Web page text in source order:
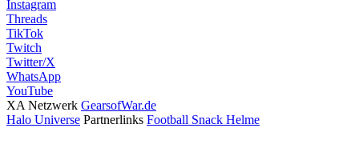
Instagram
Threads
TikTok
Twitch
Twitter/X
WhatsApp
YouTube
XA Netzwerk GearsofWar.de
Halo Universe Partnerlinks Football Snack Helme